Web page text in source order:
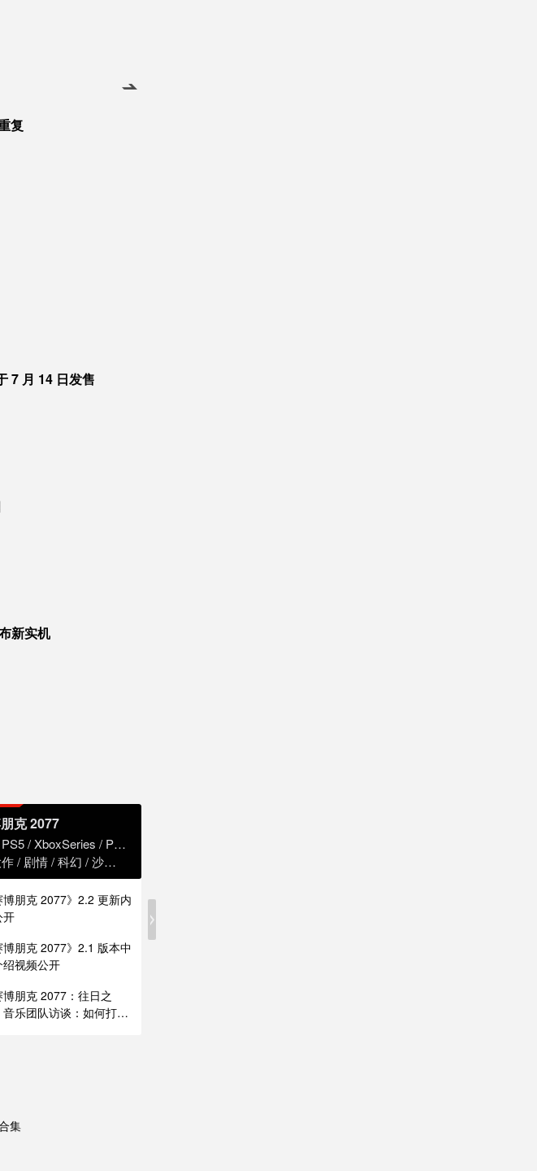
复
7 月 14 日发售
新实机
克 2077
PS5 XboxSeries PS4
剧情 科幻 沙盒
博朋克 2077》2.2 更新内
开
博朋克 2077》2.1 版本中
绍视频公开
博朋克 2077：往日之
音乐团队访谈：如何打造
集